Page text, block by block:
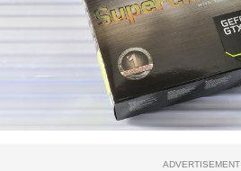
ADVERTISEMENT